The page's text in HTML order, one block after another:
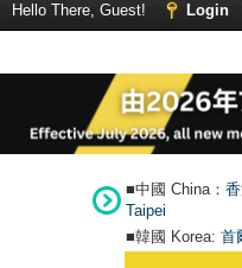
Hello There, Guest! Login
■中國 China：
Taipei
■韓國 Korea: 首